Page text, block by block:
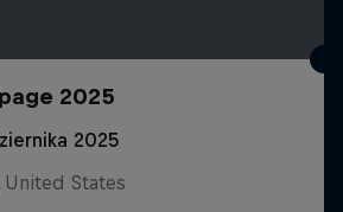
2025
2025
United States